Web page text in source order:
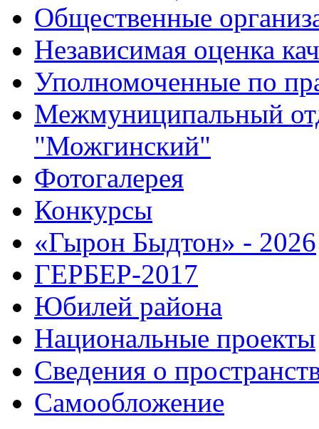
Общественные
Независимая оценка
Уполномоченные по
Межмуниципальный
"Можгинский"
Фотогалерея
Конкурсы
«Гырон Быдтон» - 2026
ГЕРБЕР-2017
Юбилей района
Национальные проекты
Сведения о
Самообложение